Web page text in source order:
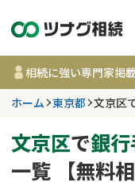
相続に強い専門家掲
ホーム 東京都 文京区
文京区で銀
一覧 【無料